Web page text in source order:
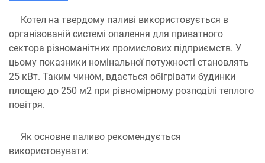
Котел на твердому паливі використовується в
організованій системі опалення для приватного
сектора різноманітних промислових підприємств. У
цьому показники номінальної потужності становлять
25 кВт. Таким чином, вдається обігрівати будинки
площею до 250 м2 при рівномірному розподілі теплого
повітря.
Як основне паливо рекомендується
використовувати: